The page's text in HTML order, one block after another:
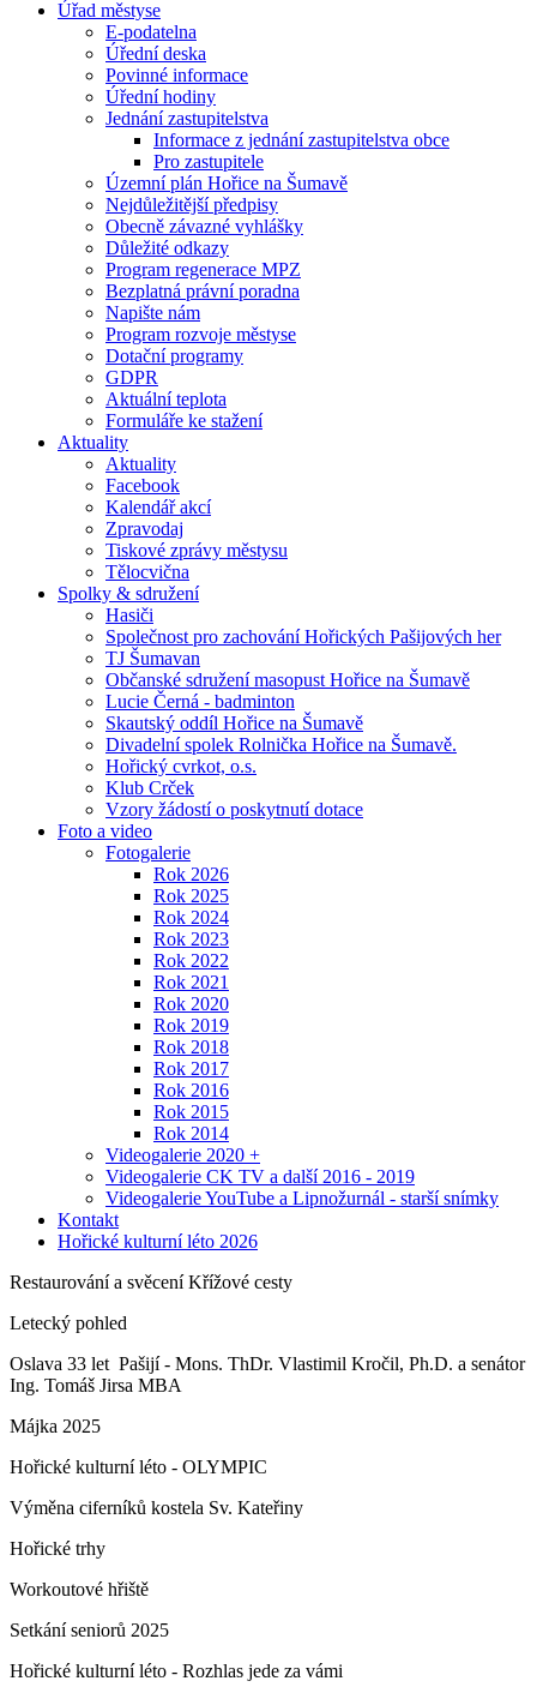
Úřad městyse
E-podatelna
Úřední deska
Povinné informace
Úřední hodiny
Jednání zastupitelstva
Informace z jednání zastupitelstva obce
Pro zastupitele
Územní plán Hořice na Šumavě
Nejdůležitější předpisy
Obecně závazné vyhlášky
Důležité odkazy
Program regenerace MPZ
Bezplatná právní poradna
Napište nám
Program rozvoje městyse
Dotační programy
GDPR
Aktuální teplota
Formuláře ke stažení
Aktuality
Aktuality
Facebook
Kalendář akcí
Zpravodaj
Tiskové zprávy městysu
Tělocvična
Spolky & sdružení
Hasiči
Společnost pro zachování Hořických Pašijových her
TJ Šumavan
Občanské sdružení masopust Hořice na Šumavě
Lucie Černá - badminton
Skautský oddíl Hořice na Šumavě
Divadelní spolek Rolnička Hořice na Šumavě.
Hořický cvrkot, o.s.
Klub Crček
Vzory žádostí o poskytnutí dotace
Foto a video
Fotogalerie
Rok 2026
Rok 2025
Rok 2024
Rok 2023
Rok 2022
Rok 2021
Rok 2020
Rok 2019
Rok 2018
Rok 2017
Rok 2016
Rok 2015
Rok 2014
Videogalerie 2020 +
Videogalerie CK TV a další 2016 - 2019
Videogalerie YouTube a Lipnožurnál - starší snímky
Kontakt
Hořické kulturní léto 2026
Restaurování a svěcení Křížové cesty
Letecký pohled
Oslava 33 let Pašijí - Mons. ThDr. Vlastimil Kročil, Ph.D. a senátor
Ing. Tomáš Jirsa MBA
Májka 2025
Hořické kulturní léto - OLYMPIC
Výměna ciferníků kostela Sv. Kateřiny
Hořické trhy
Workoutové hřiště
Setkání seniorů 2025
Hořické kulturní léto - Rozhlas jede za vámi